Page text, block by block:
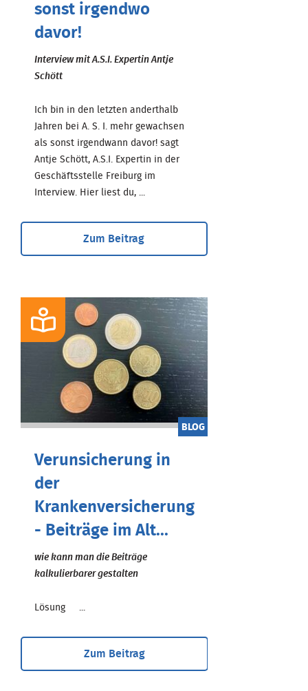
sonst irgendwo
davor!
Interview mit A.S.I. Expertin Antje
Schött
Ich bin in den letzten anderthalb
Jahren bei A. S. I. mehr gewachsen
als sonst irgendwann davor! sagt
Antje Schött, A.S.I. Expertin in der
Geschäftsstelle Freiburg im
Interview. Hier liest du, ...
Zum Beitrag
BLOG
Verunsicherung in
der
Krankenversicherung
- Beiträge im Alt...
wie kann man die Beiträge
kalkulierbarer gestalten
Lösung ...
Zum Beitrag